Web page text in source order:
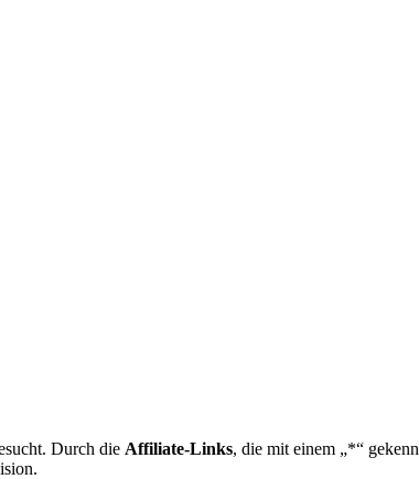
Durch die Affiliate-Links, die mit einem „*“